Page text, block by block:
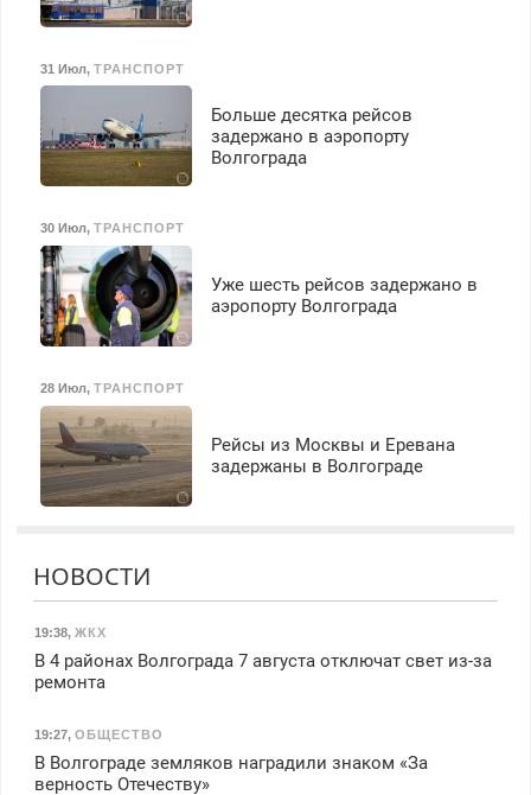
31 Июл, ТРАНСПОРТ
Больше десятка рейсов
задержано в аэропорту
Волгограда
30 Июл, ТРАНСПОРТ
Уже шесть рейсов задержано в
аэропорту Волгограда
28 Июл, ТРАНСПОРТ
Рейсы из Москвы и Еревана
задержаны в Волгограде
НОВОСТИ
19:38, ЖКХ
В 4 районах Волгограда 7 августа отключат свет из-за
ремонта
19:27, ОБЩЕСТВО
В Волгограде земляков наградили знаком «За
верность Отечеству»